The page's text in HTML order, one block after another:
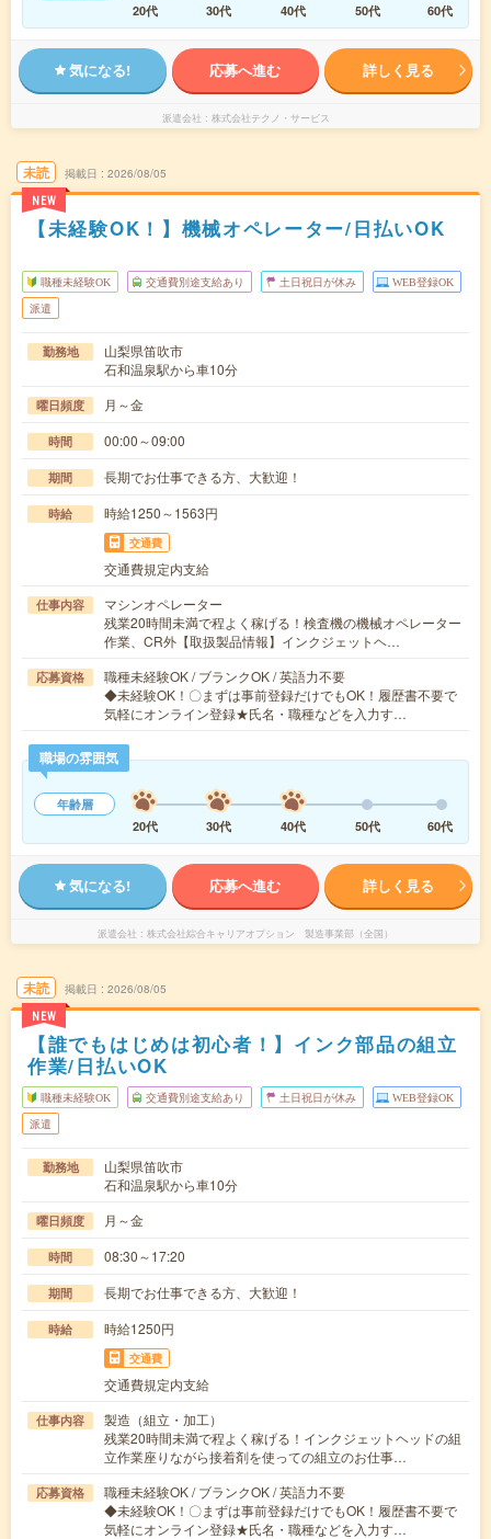
20代
30代 40代 50代 60代
気になる! 応募へ進む 詳しく見る
派遣会社 株式会社テクノ・サービス
未読
NEW
掲載日 2026/08/05
【未経験OK！】機械オペレーター/日払いOK
職種未経験OK 交通費別途支給あり 土日祝日が休み WEB登録OK
派遣
勤務地
山梨県笛吹市
石和温泉駅から車10分
曜日頻度 月～金
時間 00:00～09:00
期間 長期でお仕事できる方、大歓迎！
時給 時給1250～1563円
交通費
交通費規定内支給
仕事内容
マシンオペレーター
残業20時間未満で程よく稼げる！検査機の機械オペレーター
作業、CR外【取扱製品情報】インクジェットヘ…
応募資格
職種未経験OK / ブランクOK / 英語力不要
◆未経験OK！〇まずは事前登録だけでもOK！履歴書不要で
気軽にオンライン登録★氏名・職種などを入力す…
職場の雰囲気
年齢層
20代
30代 40代 50代 60代
気になる! 応募へ進む 詳しく見る
派遣会社 株式会社綜合キャリアオプション 製造事業部（全国）
未読
NEW
掲載日 2026/08/05
【誰でもはじめは初心者！】インク部品の組立
作業/日払いOK
職種未経験OK 交通費別途支給あり 土日祝日が休み WEB登録OK
派遣
勤務地
山梨県笛吹市
石和温泉駅から車10分
曜日頻度 月～金
時間 08:30～17:20
期間 長期でお仕事できる方、大歓迎！
時給 時給1250円
交通費
交通費規定内支給
仕事内容
製造（組立・加工）
残業20時間未満で程よく稼げる！インクジェットヘッドの組
立作業座りながら接着剤を使っての組立のお仕事…
応募資格
職種未経験OK / ブランクOK / 英語力不要
◆未経験OK！〇まずは事前登録だけでもOK！履歴書不要で
気軽にオンライン登録★氏名・職種などを入力す…